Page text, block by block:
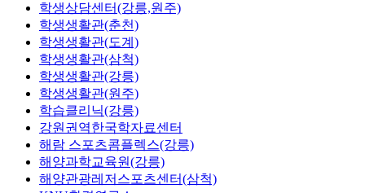
학생상담센터(강릉,원주)
학생생활관(춘천)
학생생활관(도계)
학생생활관(삼척)
학생생활관(강릉)
학생생활관(원주)
학습클리닉(강릉)
강원권역한국학자료센터
해람 스포츠콤플렉스(강릉)
해양과학교육원(강릉)
해양관광레저스포츠센터(삼척)